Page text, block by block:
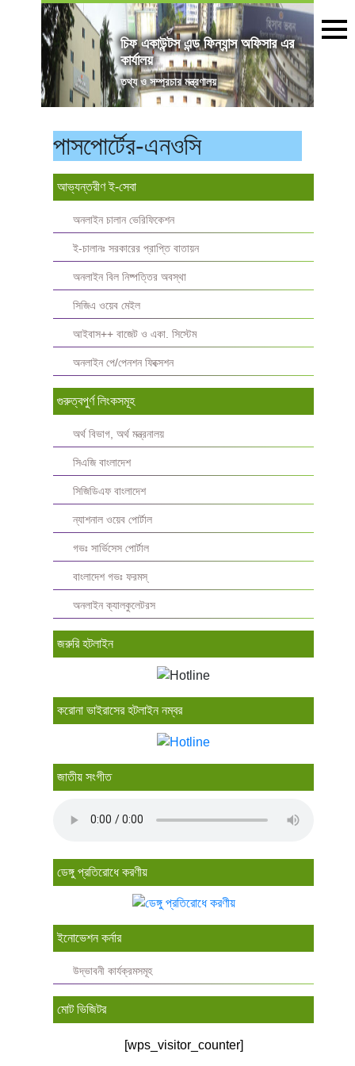
চিফ একাউন্টস এন্ড ফিন্যান্স অফিসার এর
কার্যালয়
তথ্য ও সম্প্রচার মন্ত্রণালয়
পাসপোর্টের-এনওসি
আভ্যন্তরীণ ই-সেবা
অনলাইন চালান ভেরিফিকেশন
ই-চালানঃ সরকারের প্রাপ্তি বাতায়ন
অনলাইন বিল নিষ্পত্তির অবস্থা
সিজিএ ওয়েব মেইল
আইবাস++ বাজেট ও একা. সিস্টেম
অনলাইন পে/পেনশন ফিক্সেশন
গুরুত্বপুর্ণ লিংকসমূহ
অর্থ বিভাগ, অর্থ মন্ত্রনালয়
সিএজি বাংলাদেশ
সিজিডিএফ বাংলাদেশ
ন্যাশনাল ওয়েব পোর্টাল
গভঃ সার্ভিসেস পোর্টাল
বাংলাদেশ গভঃ ফরমস্‌
অনলাইন ক্যালকুলেটরস
জরুরি হটলাইন
করোনা ভাইরাসের হটলাইন নম্বর
জাতীয় সংগীত
ডেঙ্গু প্রতিরোধে করণীয়
ইনোভেশন কর্নার
উদ্ভাবনী কার্যক্রমসমূহ
মোট ভিজিটর
[wps_visitor_counter]